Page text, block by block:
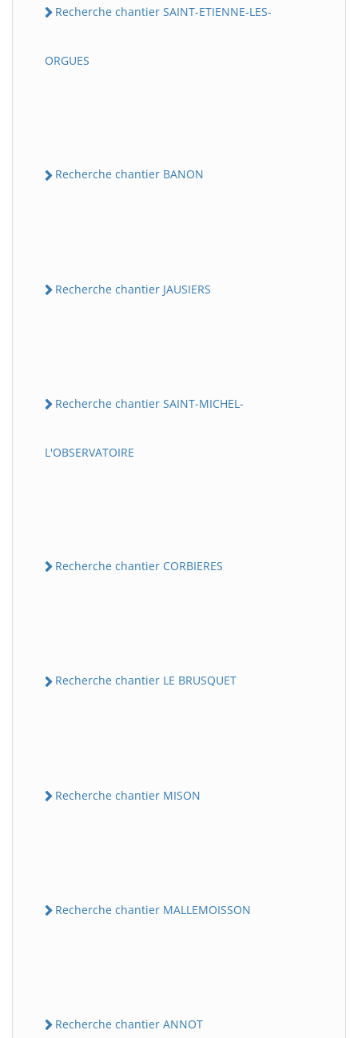
Recherche chantier SAINT-ETIENNE-LES-
ORGUES
Recherche chantier BANON
Recherche chantier JAUSIERS
Recherche chantier SAINT-MICHEL-
L'OBSERVATOIRE
Recherche chantier CORBIERES
Recherche chantier LE BRUSQUET
Recherche chantier MISON
Recherche chantier MALLEMOISSON
Recherche chantier ANNOT